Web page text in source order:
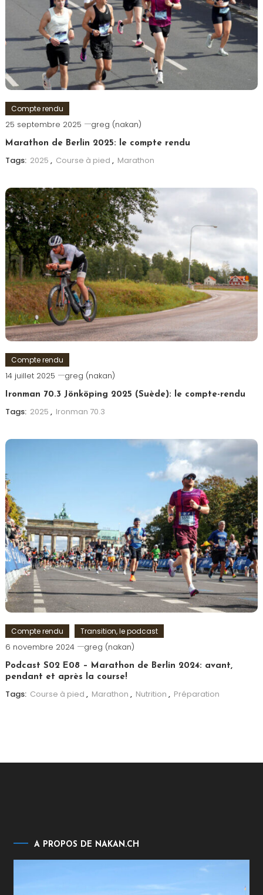
Compte rendu
25 septembre 2025 greg (nakan)
Marathon de Berlin 2025: le compte rendu
Tags: 2025 , Course à pied , Marathon
Compte rendu
14 juillet 2025 greg (nakan)
Ironman 70.3 Jönköping 2025 (Suède): le compte-rendu
Tags: 2025 , Ironman 70.3
Compte rendu Transition, le podcast
6 novembre 2024 greg (nakan)
Podcast S02 E08 – Marathon de Berlin 2024: avant,
pendant et après la course!
Tags: Course à pied , Marathon , Nutrition , Préparation
A PROPOS DE NAKAN.CH